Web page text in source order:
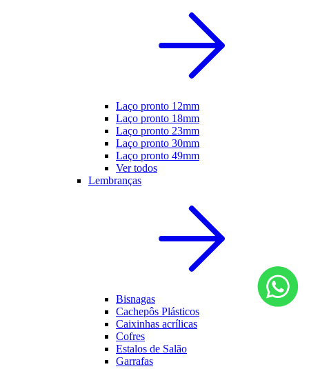
Laço pronto 12mm
Laço pronto 18mm
Laço pronto 23mm
Laço pronto 30mm
Laço pronto 49mm
Ver todos
Lembranças
Bisnagas
Cachepôs Plásticos
Caixinhas acrílicas
Cofres
Estalos de Salão
Garrafas